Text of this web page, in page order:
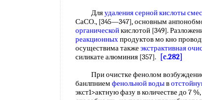
Дляудаления серной кислоты
СаСО., [345—347], основным
органическойкислотой [349].
реакционныхпродуктов мо кно
осуществима также экстрактивная
силикате алюминия [357].
[c.282]
При очистке фенолом возбуждение
банлпнием фенольной водыв
экст1>актную фазу в количестве до 7